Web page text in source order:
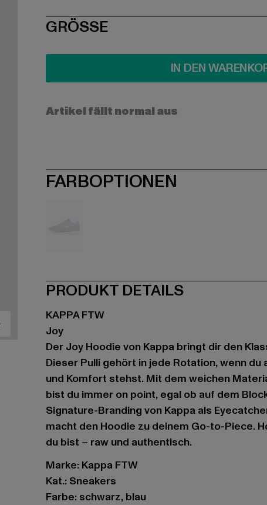
SIZE
GRÖSSE
IN DEN
Artikel fällt normal aus
FARBOPTIONEN
PRODUKT DETAILS
KAPPA FTW
Joy
Der Joy Hoodie von Kappa bringt dir den
Dieser Pulli gehört in jede Rotation, wenn
und Komfort stehst. Mit dem weichen
bist du immer on point, egal ob auf dem
Signature-Branding von Kappa als
macht den Hoodie zu deinem Go-to-Piece.
du bist – raw und authentisch.
Marke: Kappa FTW
Kat.: Sneakers
Farbe: schwarz, blau